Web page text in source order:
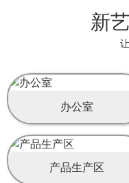
新
办公室
产品生产区